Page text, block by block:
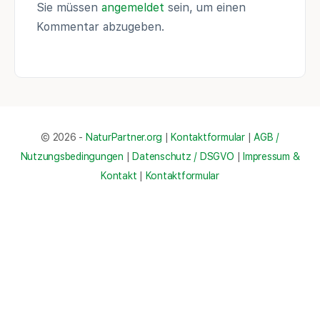
Sie müssen angemeldet sein, um einen
Kommentar abzugeben.
© 2026 - NaturPartner.org Kontaktformular| AGB /
Nutzungsbedingungen
Datenschutz / DSGVO
Impressum &
Kontakt
Kontaktformular